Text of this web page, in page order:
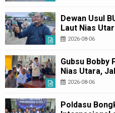
Dewan Usul
Laut Nias
2026-08-06
Gubsu
Nias Utara,
Mulai Dibenahi
2026-08-06
Poldasu